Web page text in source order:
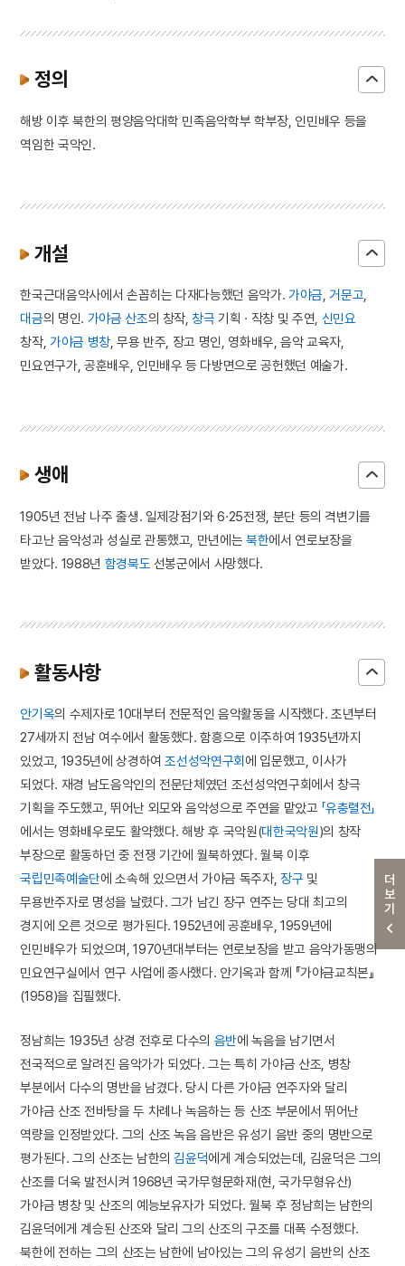
더보기
정의
해방 이후 북한의 평양음악대학 민족음악학부 학부장, 인민배우 등을
역임한 국악인.
개설
한국근대음악사에서 손꼽히는 다재다능했던 음악가. 가야금,거문고,
대금의 명인. 가야금 산조의 창작,창극 기획 · 작창 및 주연, 신민요
창작,가야금 병창, 무용 반주, 장고 명인, 영화배우, 음악 교육자,
민요연구가, 공훈배우, 인민배우 등 다방면으로 공헌했던 예술가.
생애
1905년 전남 나주 출생. 일제강점기와 6·25전쟁, 분단 등의 격변기를
타고난 음악성과 성실로 관통했고, 만년에는북한에서 연로보장을
받았다. 1988년 함경북도 선봉군에서 사망했다.
활동사항
안기옥의 수제자로 10대부터 전문적인 음악활동을 시작했다. 초년부터
27세까지 전남 여수에서 활동했다. 함흥으로 이주하여 1935년까지
있었고, 1935년에 상경하여조선성악연구회 에 입문했고, 이사가
되었다. 재경 남도음악인의 전문단체였던 조선성악연구회에서 창극
기획을 주도했고, 뛰어난 외모와 음악성으로 주연을 맡았고 「유충렬전」
에서는 영화배우로도 활약했다. 해방 후 국악원(대한국악원)의 창작
부장으로 활동하던 중 전쟁 기간에 월북하였다. 월북 이후
국립민족예술단에 소속해 있으면서 가야금 독주자, 장구 및
무용반주자로 명성을 날렸다. 그가 남긴 장구 연주는 당대 최고의
경지에 오른 것으로 평가된다. 1952년에 공훈배우, 1959년에
인민배우가 되었으며, 1970년대부터는 연로보장을 받고 음악가동맹의
민요연구실에서 연구 사업에 종사했다. 안기옥과 함께 『가야금교칙본』
(1958)을 집필했다.
정남희는 1935년 상경 전후로 다수의 음반에 녹음을 남기면서
전국적으로 알려진 음악가가 되었다. 그는 특히 가야금 산조, 병창
부분에서 다수의 명반을 남겼다. 당시 다른 가야금 연주자와 달리
가야금 산조 전바탕을 두 차례나 녹음하는 등 산조 부문에서 뛰어난
역량을 인정받았다. 그의 산조 녹음 음반은 유성기 음반 중의 명반으로
평가된다. 그의 산조는 남한의김윤덕에게 계승되었는데, 김윤덕은 그의
산조를 더욱 발전시켜 1968년 국가무형문화재(현, 국가무형유산)
가야금 병창 및 산조의 예능보유자가 되었다. 월북 후 정남희는 남한의
김윤덕에게 계승된 산조와 달리 그의 산조의 구조를 대폭 수정했다.
북한에 전하는 그의 산조는 남한에 남아있는 그의 유성기 음반의 산조